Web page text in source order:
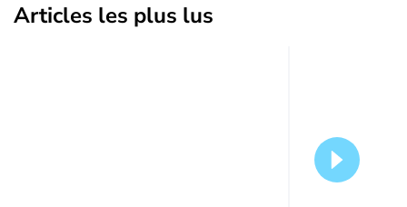
Articles les plus lus